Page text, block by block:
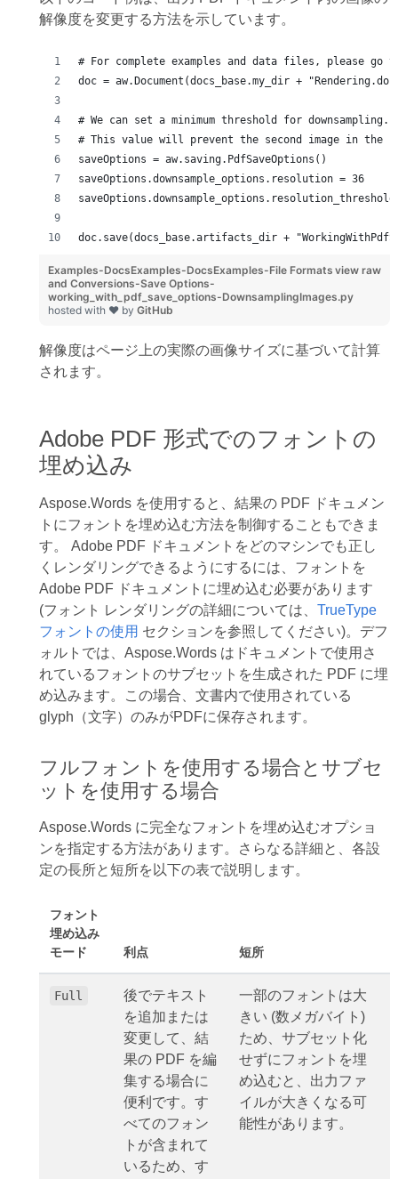
解像度を変更する方法を示しています。
# For complete examples and data files, please go
doc = aw.Document(docs_base.my_dir +
# We can set a minimum threshold for downsampling.
# This value will prevent the second image in the
saveOptions = aw.saving.PdfSaveOptions()
saveOptions.downsample_options.resolution = 36
doc.save(docs_base.artifacts_dir +
view raw
Examples-DocsExamples-DocsExamples-File Formats
and Conversions-Save Options-
working_with_pdf_save_options-DownsamplingImages.py
hosted with ❤ by GitHub
解像度はページ上の実際の画像サイズに基づいて計算
されます。
Adobe PDF 形式でのフォントの
埋め込み
Aspose.Words を使用すると、結果の PDF ドキュメン
トにフォントを埋め込む方法を制御することもできま
す。 Adobe PDF ドキュメントをどのマシンでも正し
くレンダリングできるようにするには、フォントを
Adobe PDF ドキュメントに埋め込む必要があります
(フォント レンダリングの詳細については、 TrueType
フォントの使用 セクションを参照してください)。デフ
ォルトでは、Aspose.Words はドキュメントで使用さ
れているフォントのサブセットを生成された PDF に埋
め込みます。この場合、文書内で使用されている
glyph（文字）のみがPDFに保存されます。
フルフォントを使用する場合とサブセ
ットを使用する場合
Aspose.Words に完全なフォントを埋め込むオプショ
ンを指定する方法があります。さらなる詳細と、各設
定の長所と短所を以下の表で説明します。
フォント
埋め込み
モード
利点 短所
Full
後でテキスト
を追加または
変更して、結
果の PDF を編
集する場合に
便利です。す
べてのフォン
トが含まれて
いるため、す
一部のフォントは大
きい (数メガバイト)
ため、サブセット化
せずにフォントを埋
め込むと、出力ファ
イルが大きくなる可
能性があります。